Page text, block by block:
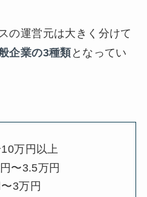
の運営元は大きく分けて
企業の3種類となってい
万円以上
〜3.5万円
〜3万円